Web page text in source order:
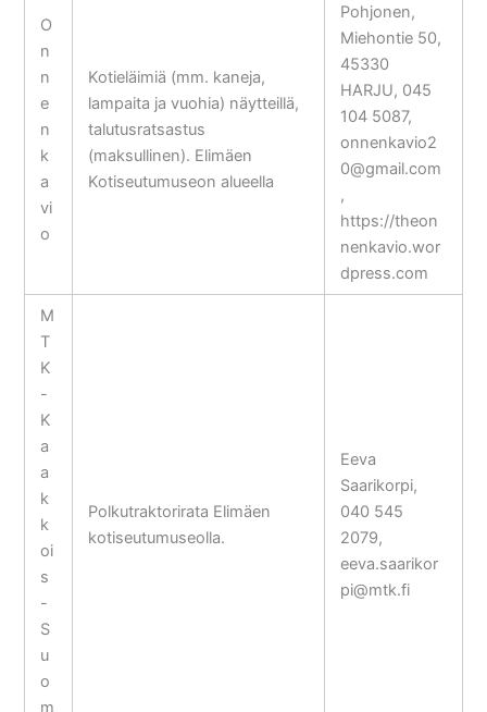
O
n
n
e
n
k
a
vi
o
Kotieläimiä (mm. kaneja,
lampaita ja vuohia) näytteillä,
talutusratsastus
(maksullinen). Elimäen
Kotiseutumuseon alueella
Pohjonen,
Miehontie 50,
45330
HARJU, 045
104 5087,
onnenkavio2
0@gmail.com
,
https://theon
nenkavio.wor
dpress.com
M
T
K
-
K
a
a
k
k
oi
s
-
S
u
o
m
Polkutraktorirata Elimäen
kotiseutumuseolla.
Eeva
Saarikorpi,
040 545
2079,
eeva.saarikor
pi@mtk.fi